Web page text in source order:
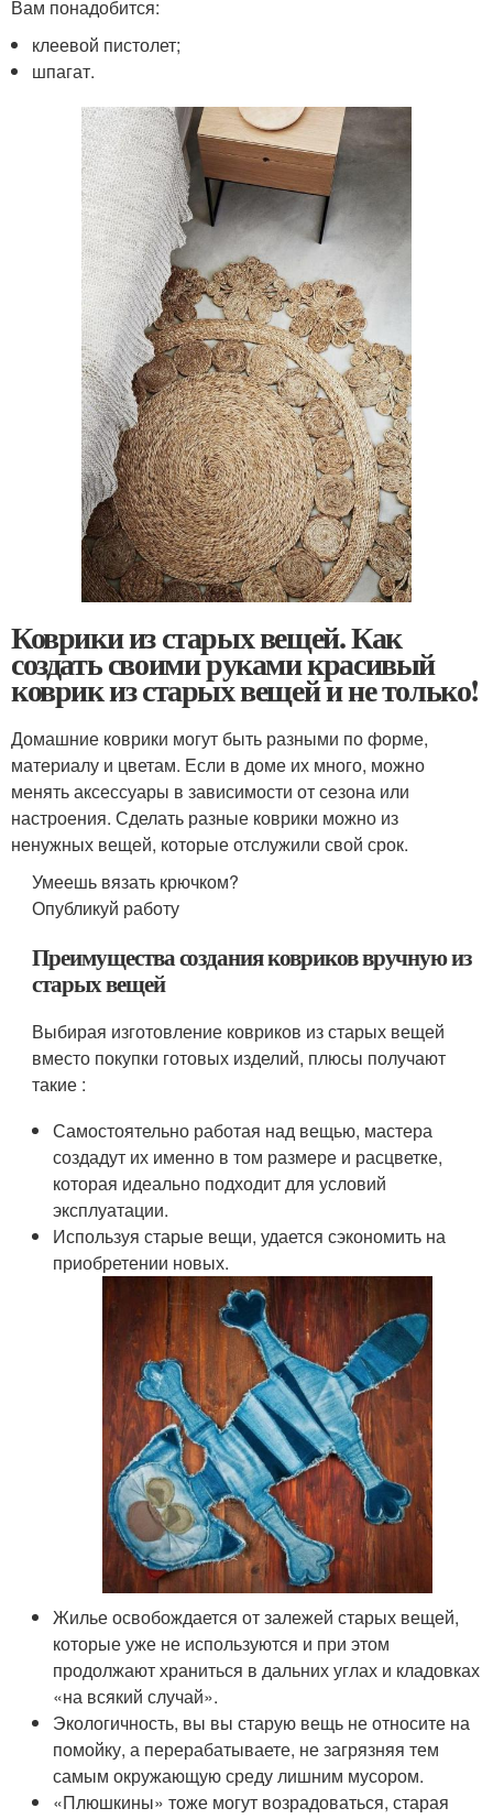
Вам понадобится:
клеевой пистолет;
шпагат.
Коврики из старых вещей. Как
создать своими руками красивый
коврик из старых вещей и не только!
Домашние коврики могут быть разными по форме,
материалу и цветам. Если в доме их много, можно
менять аксессуары в зависимости от сезона или
настроения. Сделать разные коврики можно из
ненужных вещей, которые отслужили свой срок.
Умеешь вязать крючком?
Опубликуй работу
Преимущества создания ковриков вручную из
старых вещей
Выбирая изготовление ковриков из старых вещей
вместо покупки готовых изделий, плюсы получают
такие :
Самостоятельно работая над вещью, мастера
создадут их именно в том размере и расцветке,
которая идеально подходит для условий
эксплуатации.
Используя старые вещи, удается сэкономить на
приобретении новых.
Жилье освобождается от залежей старых вещей,
которые уже не используются и при этом
продолжают храниться в дальних углах и кладовках
«на всякий случай».
Экологичность, вы вы старую вещь не относите на
помойку, а перерабатываете, не загрязняя тем
самым окружающую среду лишним мусором.
«Плюшкины» тоже могут возрадоваться, старая